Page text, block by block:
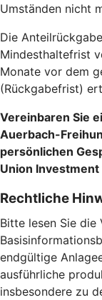
Umständen nicht
Die
Mindesthaltefrist
Monate vor dem
(Rückgabefrist)
Vereinbaren Sie
Auerbach-
persönlichen
Union
Rechtliche
Bitte lesen Sie
endgültige
ausführliche
insbesondere zu